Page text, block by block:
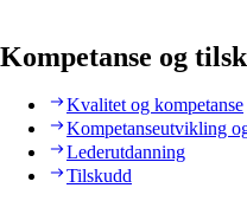
Kompetanse og
Kvalitet og kompetanse
Kompetanseutvikling
Lederutdanning
Tilskudd